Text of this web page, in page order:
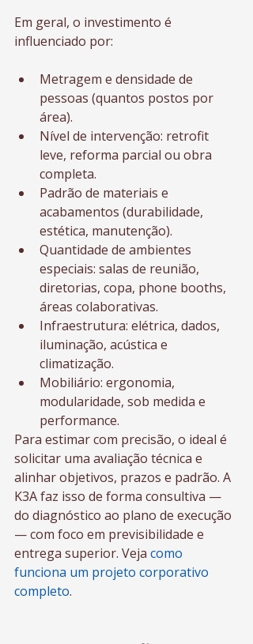
Em geral, o investimento é
influenciado por:
Metragem e densidade de
pessoas (quantos postos por
área).
Nível de intervenção: retrofit
leve, reforma parcial ou obra
completa.
Padrão de materiais e
acabamentos (durabilidade,
estética, manutenção).
Quantidade de ambientes
especiais: salas de reunião,
diretorias, copa, phone booths,
áreas colaborativas.
Infraestrutura: elétrica, dados,
iluminação, acústica e
climatização.
Mobiliário: ergonomia,
modularidade, sob medida e
performance.
Para estimar com precisão, o ideal é
solicitar uma avaliação técnica e
alinhar objetivos, prazos e padrão. A
K3A faz isso de forma consultiva —
do diagnóstico ao plano de execução
— com foco em previsibilidade e
entrega superior. Veja como
funciona um projeto corporativo
completo.